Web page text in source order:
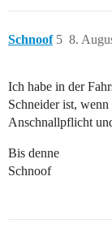
Schnoof 8.
5
Ich habe in der
Schneider ist,
Anschnallpflicht
Bis denne
Schnoof